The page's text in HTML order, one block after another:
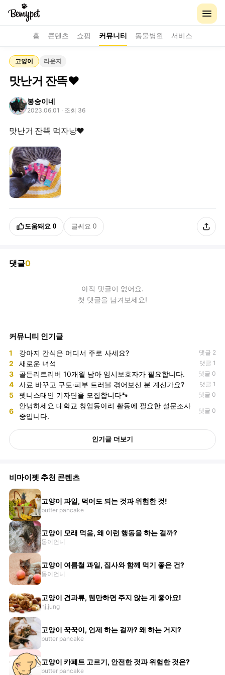
홈 콘텐츠 쇼핑 커뮤니티 동물병원 서비스
고양이 라운지
맛난거 잔뜩❤️
봉숭이네
2023.06.01 · 조회 36
맛난거 잔뜩 먹자냥❤️
도움돼요 0 글쎄요 0
댓글0
아직 댓글이 없어요.
첫 댓글을 남겨보세요!
커뮤니티 인기글
1 강아지 간식은 어디서 주로 사세요? 댓글 2
2 새로운 녀석 댓글 1
3 골든리트리버 10개월 남아 임시보호자가 필요합니다. 댓글 0
4 사료 바꾸고 구토·피부 트러블 겪어보신 분 계신가요? 댓글 1
5 펫니스태안 기자단을 모집합니다🐾 댓글 0
6
안녕하세요 대학교 창업동아리 활동에 필요한 설문조사
중입니다.
댓글 0
인기글 더보기
비마이펫 추천 콘텐츠
고양이 과일, 먹어도 되는 것과 위험한 것!
butter pancake
고양이 모래 먹음, 왜 이런 행동을 하는 걸까?
몽이언니
고양이 여름철 과일, 집사와 함께 먹기 좋은 건?
몽이언니
고양이 견과류, 웬만하면 주지 않는 게 좋아요!
hj.jung
고양이 꾹꾹이, 언제 하는 걸까? 왜 하는 거지?
butter pancake
고양이 카페트 고르기, 안전한 것과 위험한 것은?
butter pancake